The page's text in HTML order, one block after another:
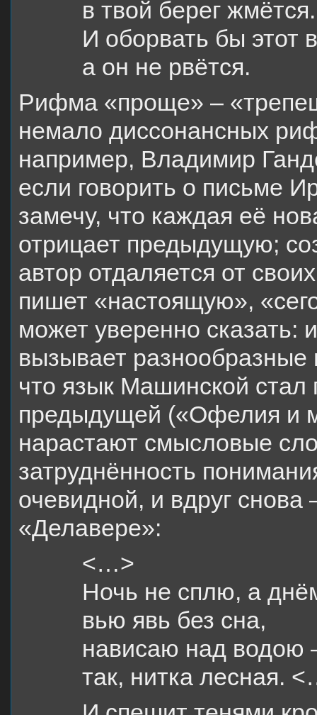
в твой берег жмётся.
И оборвать бы этот
а он не рвётся.
Рифма «проще» –
немало диссонансных
например, Владимир
если говорить о письме
замечу, что каждая её
отрицает предыдущую;
автор отдаляется от
пишет «настоящую»,
может уверенно сказать:
вызывает разнообразные
что язык Машинской стал
предыдущей («Офелия и
нарастают смысловые
затруднённость
очевидной, и вдруг снова
«Делавере»:
<…>
Ночь не сплю, а
вью явь без сна,
нависаю над водою
так, нитка лесная.